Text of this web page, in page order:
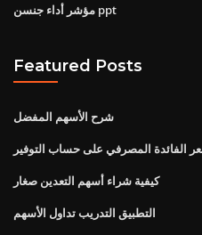
مؤشر أداء جنسن ppt
Featured Posts
شرح الأسهم المفضل
الفائدة المصرفي على حساب التوفير
كيفية شراء أسهم التعدين صغار
التطبيق التدريب تداول الأسهم